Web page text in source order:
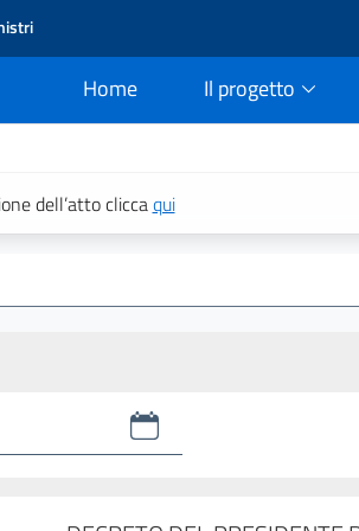
Home
current Il progetto
dell’atto cliccaqui